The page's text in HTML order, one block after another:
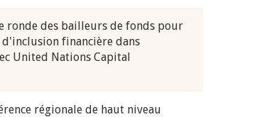
ronde des bailleurs de fonds pour
financière dans
United Nations Capital
régionale de haut niveau